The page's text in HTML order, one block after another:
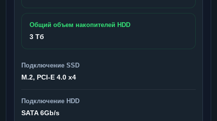
Общий объем накопителей HDD
3 Тб
Подключение SSD
M.2, PCI-E 4.0 x4
Подключение HDD
SATA 6Gb/s